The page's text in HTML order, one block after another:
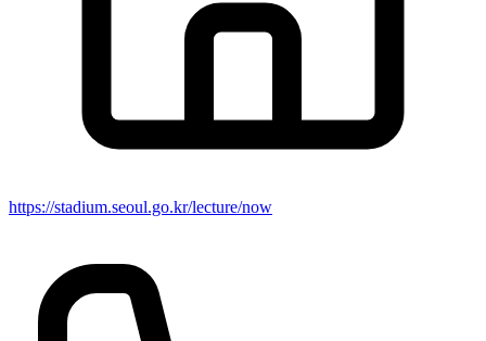
https://stadium.seoul.go.kr/lecture/now